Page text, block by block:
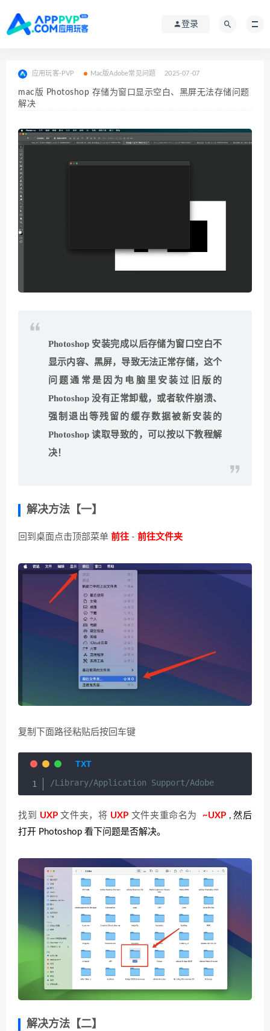
登录
应用玩客-PVP Mac版Adobe常见问题 2025-07-07
mac版 Photoshop 存储为窗口显示空白、黑屏无法存储问题
解决
Photoshop 安装完成以后存储为窗口空白不
显示内容、黑屏，导致无法正常存储，这个
问题通常是因为电脑里安装过旧版的
Photoshop 没有正常卸载，或者软件崩溃、
强制退出等残留的缓存数据被新安装的
Photoshop 读取导致的，可以按以下教程解
决！
解决方法【一】
回到桌面点击顶部菜单 前往 - 前往文件夹
复制下面路径粘贴后按回车键
找到 UXP文件夹，将 UXP 文件夹重命名为~UXP , 然后
打开 Photoshop 看下问题是否解决。
解决方法【二】